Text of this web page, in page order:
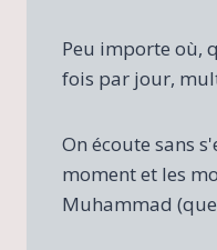
Peu importe où,
fois par jour,
On écoute sans
moment et les
Muhammad